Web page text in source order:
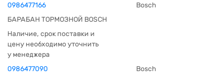
0986477166
Bosch
БАРАБАН ТОРМОЗНОЙ BOSCH
Наличие, срок поставки и
цену необходимо уточнить
у менеджера
0986477090
Bosch